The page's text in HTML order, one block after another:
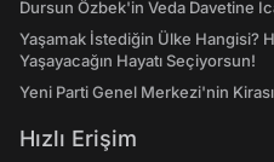
Dursun Özbek'in Veda Davetine
Yaşamak İstediğin Ülke Hangisi?
Yaşayacağın Hayatı Seçiyorsun!
Yeni Parti Genel Merkezi'nin Kirası
Hızlı Erişim